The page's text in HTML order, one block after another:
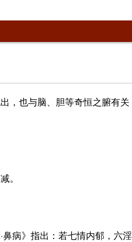
也与脑、胆等奇恒之腑有关
。
病》指出：若七情内郁，六淫